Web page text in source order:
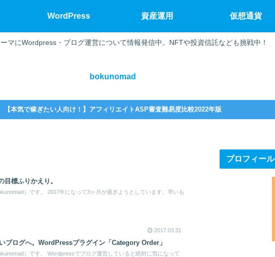
ーマにWordpress・ブログ運営について情報発信中。NFTや投資信託なども挑戦中！
bokunomad
WordPress 資産運用 仮想通貨
【本気で稼ぎたい人向け！】アフィリエイトASP審査難易度比較2022年版
目標ふりかえり。
）です。 2017年になって3ヶ月が過ぎようとしています。早いも
2017.03.31
ブログへ。WordPressプラグイン「Category Order」
）です。 Wordpressでブログ運営していると絶対に気になって
プロフィール